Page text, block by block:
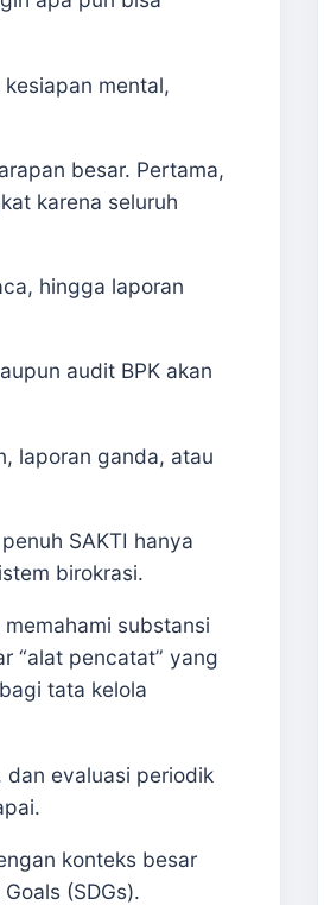
mental,
besar. Pertama,
karena seluruh
hingga laporan
audit BPK akan
laporan ganda, atau
SAKTI hanya
birokrasi.
substansi
“alat pencatat” yang
tata kelola
evaluasi periodik
konteks besar
(SDGs).